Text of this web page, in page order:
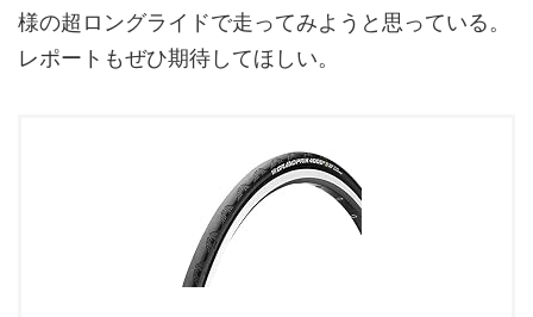
様の超ロングライドで走ってみようと思っている。
レポートもぜひ期待してほしい。